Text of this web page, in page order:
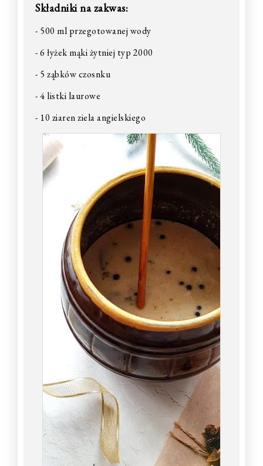
Składniki na zakwas:
- 500 ml przegotowanej wody
- 6 łyżek mąki żytniej typ 2000
- 5 ząbków czosnku
- 4 listki laurowe
- 10 ziaren ziela angielskiego